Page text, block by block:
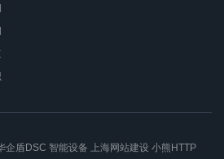
企盾DSC 智能设备 上海网站建设 小熊HTTP